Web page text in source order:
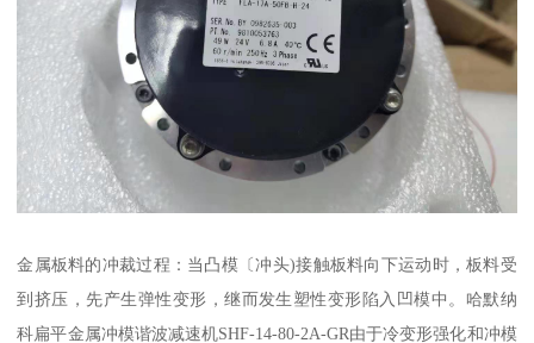
金属板料的冲裁过程：当凸模〔冲头)接触板料向下运动时，板料受
到挤压，先产生弹性变形，继而发生塑性变形陷入凹模中。哈默纳
科扁平金属冲模谐波减速机SHF-14-80-2A-GR由于冷变形强化和冲模